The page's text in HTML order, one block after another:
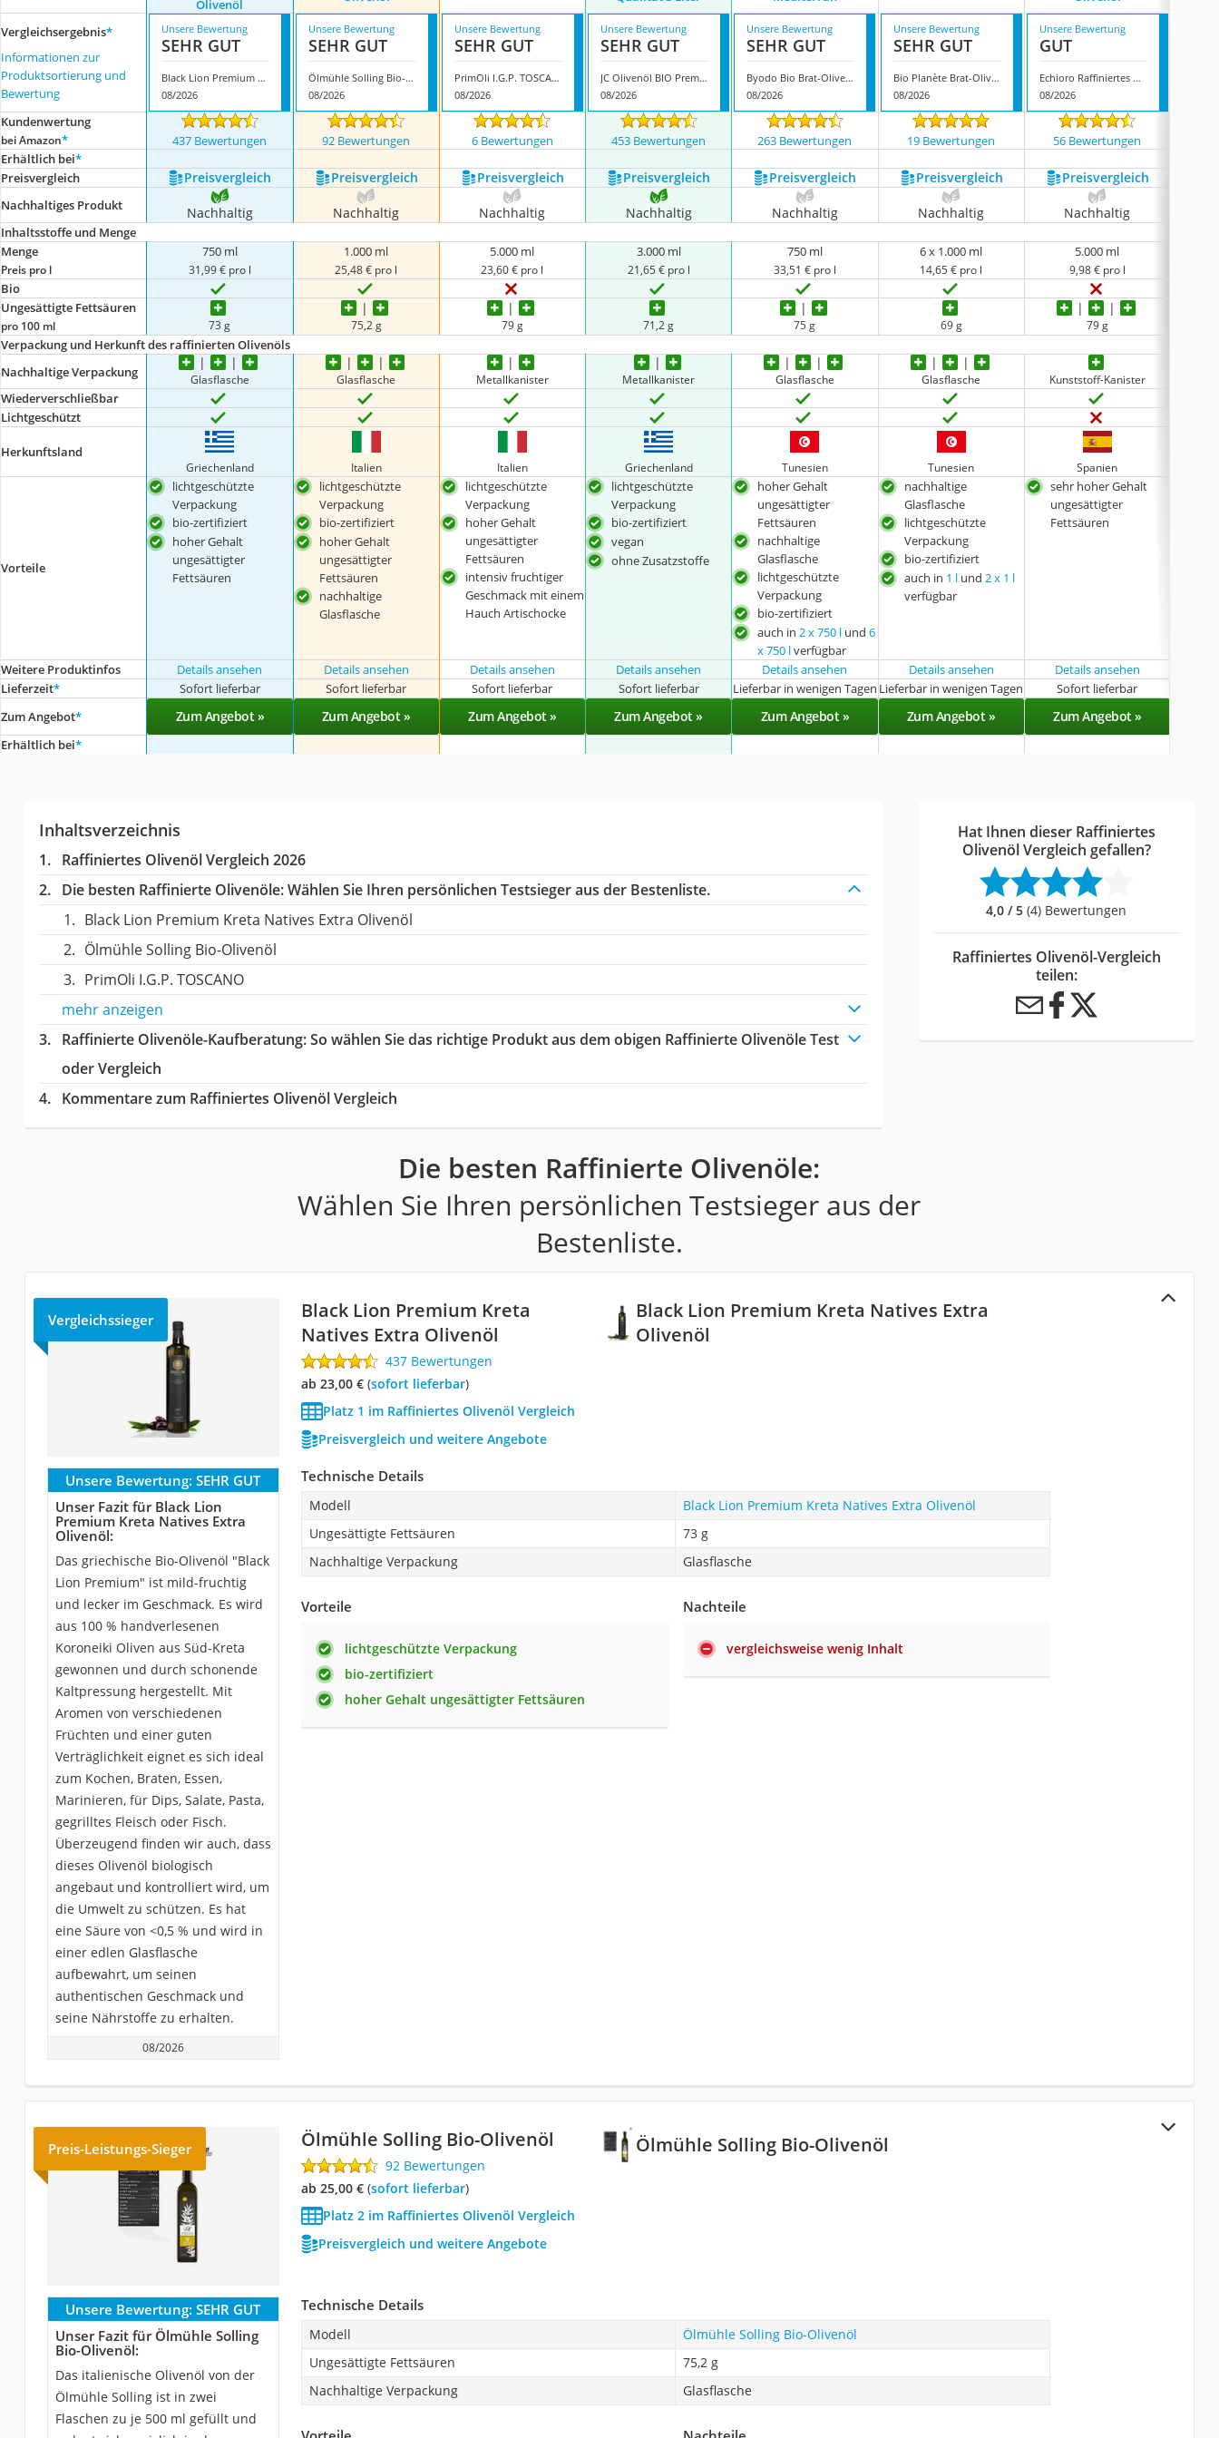
Olivenöl
Vergleichsergebnis*
Informationen zur
Produktsortierung und
Bewertung
Unsere Bewertung
SEHR GUT
Black Lion Premium Kreta Natives Extra Olivenöl
08/2026
Unsere Bewertung
SEHR GUT
Ölmühle Solling Bio-Olivenöl
08/2026
Unsere Bewertung
SEHR GUT
PrimOli I.G.P. TOSCANO
08/2026
Unsere Bewertung
SEHR GUT
JC Olivenöl BIO Premium Qualität 3 Liter
08/2026
Unsere Bewertung
SEHR GUT
Byodo Bio Brat-Olive Mediterran
08/2026
Unsere Bewertung
SEHR GUT
Bio Planète Brat-Olivenöl
08/2026
Unsere Bewertung
GUT
Echioro Raffiniertes Olivenöl
08/2026
Kundenwertung
bei Amazon* 437 Bewertungen 92 Bewertungen 6 Bewertungen 453 Bewertungen 263 Bewertungen 19 Bewertungen 56 Bewertungen
Erhältlich bei*
Preis­vergleich
Preis­vergleich Preis­vergleich Preis­vergleich Preis­vergleich Preis­vergleich Preis­vergleich Preis­vergleich
Nachhaltiges Produkt Nachhaltig Nachhaltig Nachhaltig Nachhaltig Nachhaltig Nachhaltig Nachhaltig
Inhaltsstoffe und Menge
Menge
Preis pro l
750 ml
31,99 € pro l
1.000 ml
25,48 € pro l
5.000 ml
23,60 € pro l
3.000 ml
21,65 € pro l
750 ml
33,51 € pro l
6 x 1.000 ml
14,65 € pro l
5.000 ml
9,98 € pro l
Bio
Ungesättigte Fettsäuren
pro 100 ml 73 g 75,2 g 79 g 71,2 g 75 g 69 g 79 g
Verpackung und Herkunft des raffinierten Olivenöls
Nachhaltige Verpackung
Glasflasche Glasflasche Metallkanister Metallkanister Glasflasche Glasflasche Kunststoff-Kanister
Wiederverschließbar
Lichtgeschützt
Herkunftsland
‎Griechenland Italien Italien ‎Griechenland Tunesien Tunesien Spanien
Vorteile
lichtgeschützte
Verpackung
bio-zertifiziert
hoher Gehalt
ungesättigter
Fettsäuren
lichtgeschützte
Verpackung
bio-zertifiziert
hoher Gehalt
ungesättigter
Fettsäuren
nachhaltige
Glasflasche
lichtgeschützte
Verpackung
hoher Gehalt
ungesättigter
Fettsäuren
intensiv fruchtiger
Geschmack mit einem
Hauch Artischocke
lichtgeschützte
Verpackung
bio-zertifiziert
vegan
ohne Zusatzstoffe
hoher Gehalt
ungesättigter
Fettsäuren
nachhaltige
Glasflasche
lichtgeschützte
Verpackung
bio-zertifiziert
auch in2 x 750 l und6
x 750 lverfügbar
nachhaltige
Glasflasche
lichtgeschützte
Verpackung
bio-zertifiziert
auch in 1 lund 2 x 1 l
verfügbar
sehr hoher Gehalt
ungesättigter
Fettsäuren
Weitere Produktinfos Details ansehen Details ansehen Details ansehen Details ansehen Details ansehen Details ansehen Details ansehen
Lieferzeit* Sofort lieferbar Sofort lieferbar Sofort lieferbar Sofort lieferbar Lieferbar in wenigen Tagen Lieferbar in wenigen Tagen Sofort lieferbar
Zum Angebot* Zum Angebot » Zum Angebot » Zum Angebot » Zum Angebot » Zum Angebot » Zum Angebot » Zum Angebot »
Erhältlich bei*
Inhaltsverzeichnis
Raffiniertes Olivenöl Vergleich 2026
Die besten Raffinierte Olivenöle:Wählen Sie Ihren persönlichen Testsieger aus der Bestenliste.
Black Lion Premium Kreta Natives Extra Olivenöl
Ölmühle Solling Bio-Olivenöl
PrimOli I.G.P. TOSCANO
mehr anzeigen
Raffinierte Olivenöle-Kaufberatung: So wählen Sie das richtige Produkt aus dem obigen Raffinierte Olivenöle Test
oder Vergleich
Kommentare zum Raffiniertes Olivenöl Vergleich
Hat Ihnen dieser Raffiniertes
Olivenöl Vergleich gefallen?
4,0 / 5 (4) Bewertungen
Raffiniertes Olivenöl-Vergleich
teilen:
Die besten Raffinierte Olivenöle:
Wählen Sie Ihren persönlichen Testsieger aus der
Bestenliste.
Black Lion Premium Kreta Natives Extra
Olivenöl
Vergleichssieger
Black Lion Premium Kreta
Natives Extra Olivenöl
437 Bewertungen
ab 23,00 €( Sofort lieferbar)
Platz 1 im Raffiniertes Olivenöl Vergleich
Preisvergleich und weitere Angebote
Unsere Bewertung: SEHR GUT
Unser Fazit für Black Lion
Premium Kreta Natives Extra
Olivenöl:
Das griechische Bio-Olivenöl "Black
Lion Premium" ist mild-fruchtig
und lecker im Geschmack. Es wird
aus 100 % handverlesenen
Koroneiki Oliven aus Süd-Kreta
gewonnen und durch schonende
Kaltpressung hergestellt. Mit
Aromen von verschiedenen
Früchten und einer guten
Verträglichkeit eignet es sich ideal
zum Kochen, Braten, Essen,
Marinieren, für Dips, Salate, Pasta,
gegrilltes Fleisch oder Fisch.
Überzeugend finden wir auch, dass
dieses Olivenöl biologisch
angebaut und kontrolliert wird, um
die Umwelt zu schützen. Es hat
eine Säure von <0,5 % und wird in
einer edlen Glasflasche
aufbewahrt, um seinen
authentischen Geschmack und
seine Nährstoffe zu erhalten.
08/2026
Technische Details
Modell
Black Lion Premium Kreta Natives Extra Olivenöl
Ungesättigte Fettsäuren
73 g
Nachhaltige Verpackung
Glasflasche
Vorteile
lichtgeschützte Verpackung
bio-zertifiziert
hoher Gehalt ungesättigter Fettsäuren
Nachteile
vergleichsweise wenig Inhalt
Ölmühle Solling Bio-Olivenöl
Preis-Leistungs-Sieger Ölmühle Solling Bio-Olivenöl
92 Bewertungen
ab 25,00 €( Sofort lieferbar)
Platz 2 im Raffiniertes Olivenöl Vergleich
Preisvergleich und weitere Angebote
Unsere Bewertung: SEHR GUT
Unser Fazit für Ölmühle Solling
Bio-Olivenöl:
Das italienische Olivenöl von der
Ölmühle Solling ist in zwei
Flaschen zu je 500 ml gefüllt und
Technische Details
Modell
Ölmühle Solling Bio-Olivenöl
Ungesättigte Fettsäuren
75,2 g
Nachhaltige Verpackung
Glasflasche